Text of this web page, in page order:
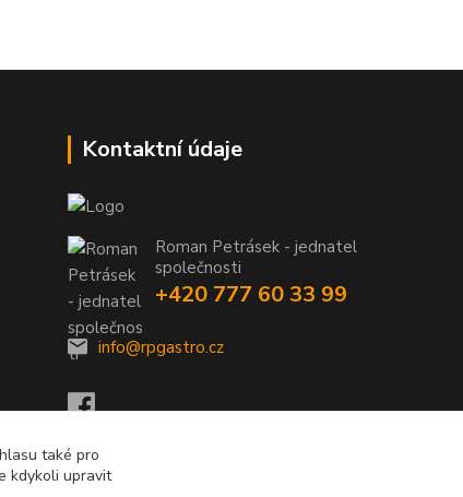
Kontaktní údaje
Roman Petrásek - jednatel
společnosti
+420 777 60 33 99
info@rpgastro.cz
také pro
kdykoli upravit